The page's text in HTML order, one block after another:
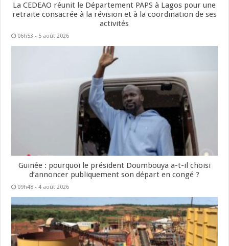
La CEDEAO réunit le Département PAPS à Lagos pour une
retraite consacrée à la révision et à la coordination de ses
activités
06h53 - 5 août 2026
Guinée : pourquoi le président Doumbouya a-t-il choisi
d’annoncer publiquement son départ en congé ?
09h48 - 4 août 2026